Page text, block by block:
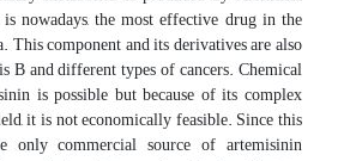
nowadays, the most effective drug in the
This component and its derivatives are also
B and different types of cancers. Chemical
is possible but because of its complex
it is not economically feasible. Since this
only commercial source of artemisinin